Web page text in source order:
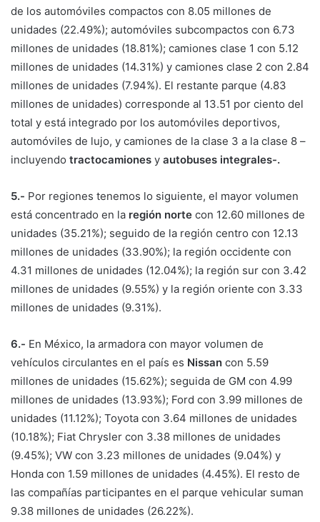
de los automóviles compactos con 8.05 millones de
unidades (22.49%); automóviles subcompactos con 6.73
millones de unidades (18.81%); camiones clase 1 con 5.12
millones de unidades (14.31%) y camiones clase 2 con 2.84
millones de unidades (7.94%). El restante parque (4.83
millones de unidades) corresponde al 13.51 por ciento del
total y está integrado por los automóviles deportivos,
automóviles de lujo, y camiones de la clase 3 a la clase 8 –
incluyendo tractocamiones y autobuses integrales-.
5.- Por regiones tenemos lo siguiente, el mayor volumen
está concentrado en la región norte con 12.60 millones de
unidades (35.21%); seguido de la región centro con 12.13
millones de unidades (33.90%); la región occidente con
4.31 millones de unidades (12.04%); la región sur con 3.42
millones de unidades (9.55%) y la región oriente con 3.33
millones de unidades (9.31%).
6.- En México, la armadora con mayor volumen de
vehículos circulantes en el país es Nissan con 5.59
millones de unidades (15.62%); seguida de GM con 4.99
millones de unidades (13.93%); Ford con 3.99 millones de
unidades (11.12%); Toyota con 3.64 millones de unidades
(10.18%); Fiat Chrysler con 3.38 millones de unidades
(9.45%); VW con 3.23 millones de unidades (9.04%) y
Honda con 1.59 millones de unidades (4.45%). El resto de
las compañías participantes en el parque vehicular suman
9.38 millones de unidades (26.22%).